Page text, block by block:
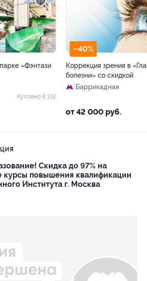
«Фэнтази
Куплено 8 132
–40%
Коррекция зрения в
болезни» со скидкой
Баррикадная
от 42 000 руб.
Скидка до 97% на
курсы повышения квалификации
Института г. Москва